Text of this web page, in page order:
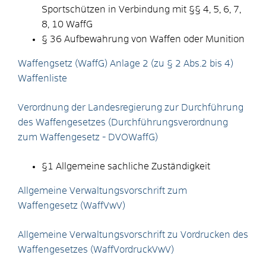
Sportschützen in Verbindung mit §§ 4, 5, 6, 7,
8, 10 WaffG
§ 36 Aufbewahrung von Waffen oder Munition
Waffengsetz (WaffG) Anlage 2 (zu § 2 Abs.2 bis 4)
Waffenliste
Verordnung der Landesregierung zur Durchführung
des Waffengesetzes (Durchführungsverordnung
zum Waffengesetz - DVOWaffG)
§1 Allgemeine sachliche Zuständigkeit
Allgemeine Verwaltungsvorschrift zum
Waffengesetz (WaffVwV)
Allgemeine Verwaltungsvorschrift zu Vordrucken des
Waffengesetzes (WaffVordruckVwV)